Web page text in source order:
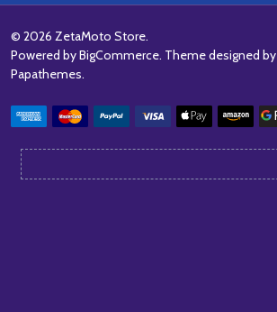
© 2026 ZetaMoto Store.
Powered byBigCommerce. Theme designed by
Papathemes.